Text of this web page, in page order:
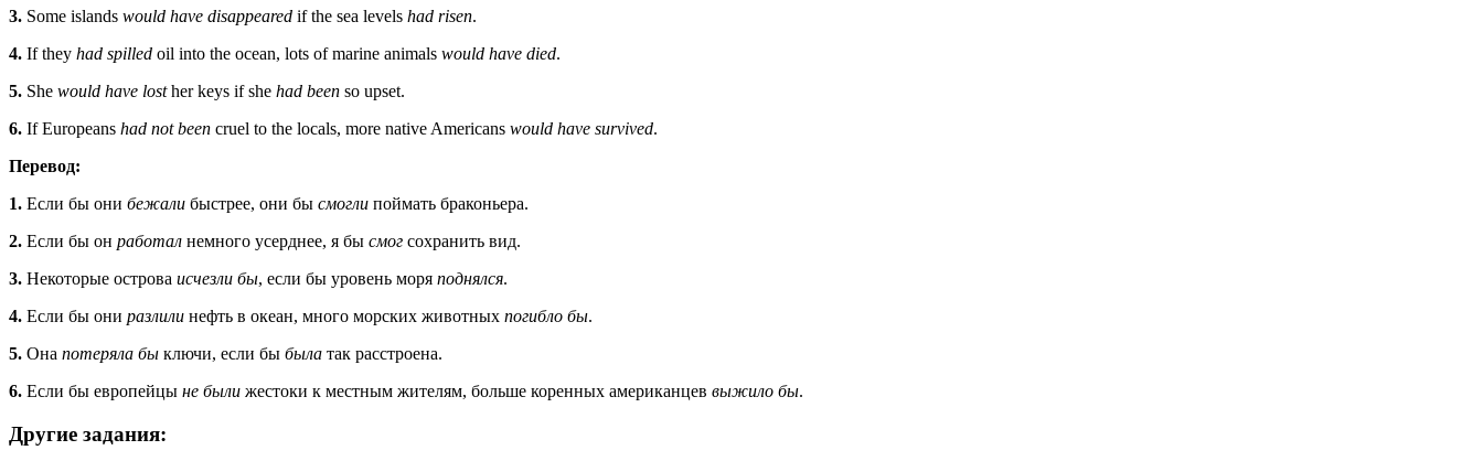
3. Some islands would have disappeared if the sea levels had risen.
4. If they had spilled oil into the ocean, lots of marine animals would have died.
5. She would have losther keys if she had been so upset.
6. If Europeans had not been cruel to the locals, more native Americans would have survived.
Перевод:
1. Если бы они бежали быстрее, они бы смогли поймать браконьера.
2. Если бы он работал немного усерднее, я бы смог сохранить вид.
3. Некоторые острова исчезли бы, если бы уровень моря поднялся.
4. Если бы они разлили нефть в океан, много морских животных погибло бы.
5. Она потеряла бы ключи, если бы была так расстроена.
6. Если бы европейцы не были жестоки к местным жителям, больше коренных американцев выжило бы.
Другие задания: